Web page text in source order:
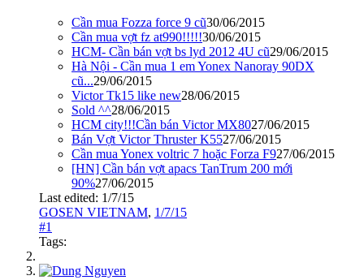
Cần mua Fozza force 9 cũ30/06/2015
Cần mua vợt fz at990!!!!!30/06/2015
HCM- Cần bán vợt bs lyd 2012 4U cũ29/06/2015
Hà Nội - Cần mua 1 em Yonex Nanoray 90DX
cũ...29/06/2015
Victor Tk15 like new28/06/2015
Sold ^^28/06/2015
HCM city!!!Cần bán Victor MX8027/06/2015
Bán Vợt Victor Thruster K5527/06/2015
Cần mua Yonex voltric 7 hoặc Forza F927/06/2015
[HN] Cần bán vợt apacs TanTrum 200 mới
90%27/06/2015
Last edited: 1/7/15
GOSEN VIETNAM, 1/7/15
#1
Tags: